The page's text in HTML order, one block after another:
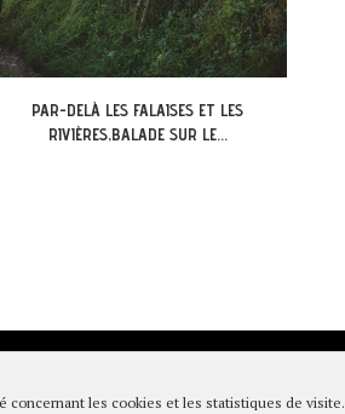
les cookies et les statistiques de visite.
APPEL A CANDIDATURE 13-18 ANS DU LOT:
LANCEMENT DU...